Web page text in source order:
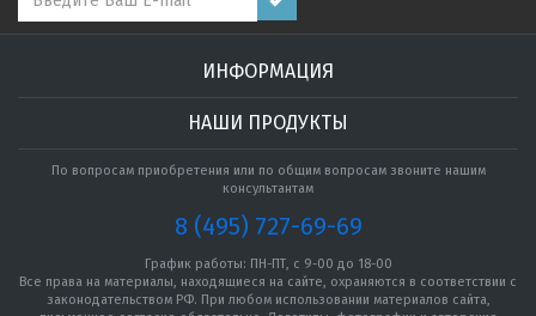
ИНФОРМАЦИЯ
НАШИ ПРОДУКТЫ
По вопросам приобретения или по общим вопросам звоните нашим
консультантам
8 (495) 727-69-69
График работы: ПН-ПТ, с 9-00 до 18-00
Все права на материалы, находящиеся на сайте, охраняются в соответствии с
законодательством РФ. При любом использовании материалов сайта,